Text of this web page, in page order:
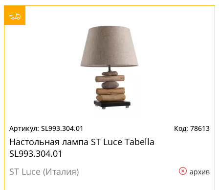
SL993.304.01 78613
Настольная лампа ST Luce Tabella
SL993.304.01
ST Luce (Италия)
архив